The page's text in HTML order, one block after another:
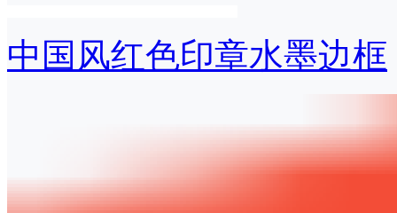
中国风红色印章水墨边框